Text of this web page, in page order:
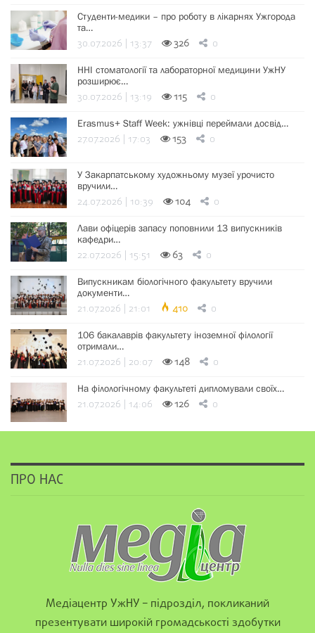
Студенти-медики – про роботу в лікарнях Ужгорода
та…
30.07.2026 | 13:37 326 0
ННІ стоматології та лабораторної медицини УжНУ
розширює…
30.07.2026 | 13:19 115 0
Erasmus+ Staff Week: ужнівці переймали досвід…
27.07.2026 | 17:03 153 0
У Закарпатському художньому музеї урочисто
вручили…
24.07.2026 | 10:39 104 0
Лави офіцерів запасу поповнили 13 випускників
кафедри…
22.07.2026 | 15:51 63 0
Випускникам біологічного факультету вручили
документи…
21.07.2026 | 21:01 410 0
106 бакалаврів факультету іноземної філології
отримали…
21.07.2026 | 20:07 148 0
На філологічному факультеті дипломували своїх…
21.07.2026 | 14:06 126 0
ПРО НАС
Медіацентр УжНУ – підрозділ, покликаний
презентувати широкій громадськості здобутки